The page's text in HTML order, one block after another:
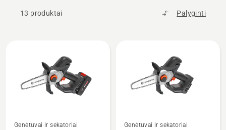
13 produktai Palyginti
produktus
Genėtuvai ir sekatoriai Genėtuvai ir sekatoriai